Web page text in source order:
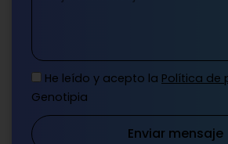
He leído y acepto la Política de
Genotipia
Enviar mensaje